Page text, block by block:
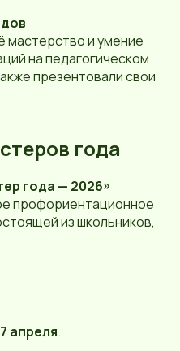
мастерство и умение
на педагогическом
презентовали свои
года
года — 2026»
профориентационное
из школьников,
апреля.